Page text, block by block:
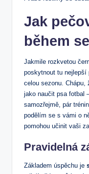
Jak
během
Jakmile rozkvetou
poskytnout tu
celou sezonu. Chápu,
jako naučit psa fotbal
samozřejmě, pár
podělím se s vámi o
pomohou učinit vaši
Pravidelná
Základem úspěchu je